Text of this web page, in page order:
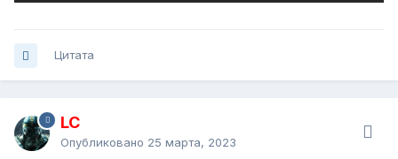
Цитата
LC
Опубликовано 25 марта, 2023